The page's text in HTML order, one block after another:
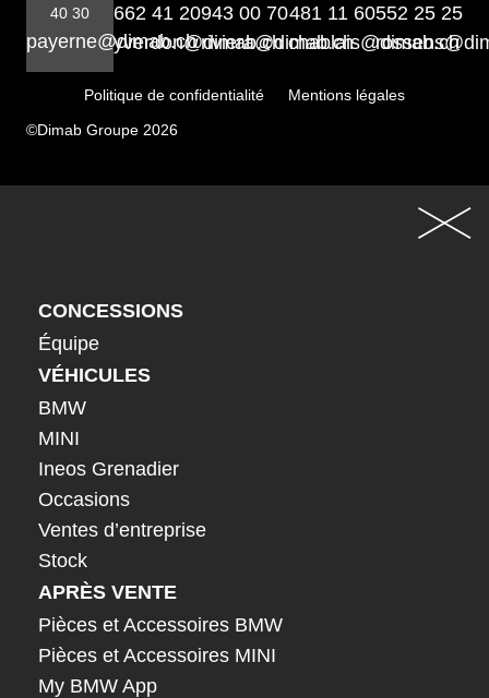
40 30
payerne@dimab.ch
662 41 20
yverdon@dimab.ch
943 00 70
riviera@dimab.ch
481 11 60
chablais@dimab.ch
552 25 25
Politique de confidentialité
Mentions légales
©Dimab Groupe 2026
CONCESSIONS
Équipe
VÉHICULES
BMW
MINI
Ineos Grenadier
Occasions
Ventes d’entreprise
Stock
APRÈS VENTE
Pièces et Accessoires BMW
Pièces et Accessoires MINI
My BMW App